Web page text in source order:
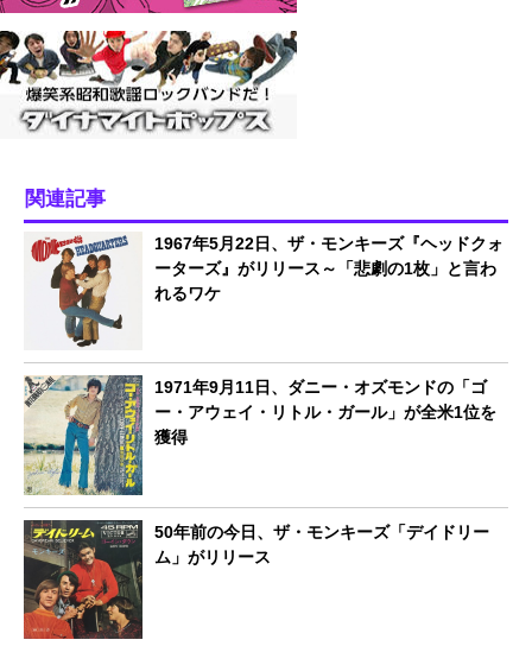
関連記事
1967年5月22日、ザ・モンキーズ『ヘッドクォ
ーターズ』がリリース～「悲劇の1枚」と言わ
れるワケ
1971年9月11日、ダニー・オズモンドの「ゴ
ー・アウェイ・リトル・ガール」が全米1位を
獲得
50年前の今日、ザ・モンキーズ「デイドリー
ム」がリリース